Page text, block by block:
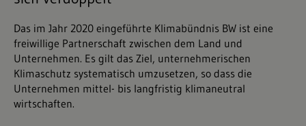
Das im Jahr 2020 eingeführte Klimabündnis BW ist eine
freiwillige Partnerschaft zwischen dem Land und
Unternehmen. Es gilt das Ziel, unternehmerischen
Klimaschutz systematisch umzusetzen, so dass die
Unternehmen mittel- bis langfristig klimaneutral
wirtschaften.